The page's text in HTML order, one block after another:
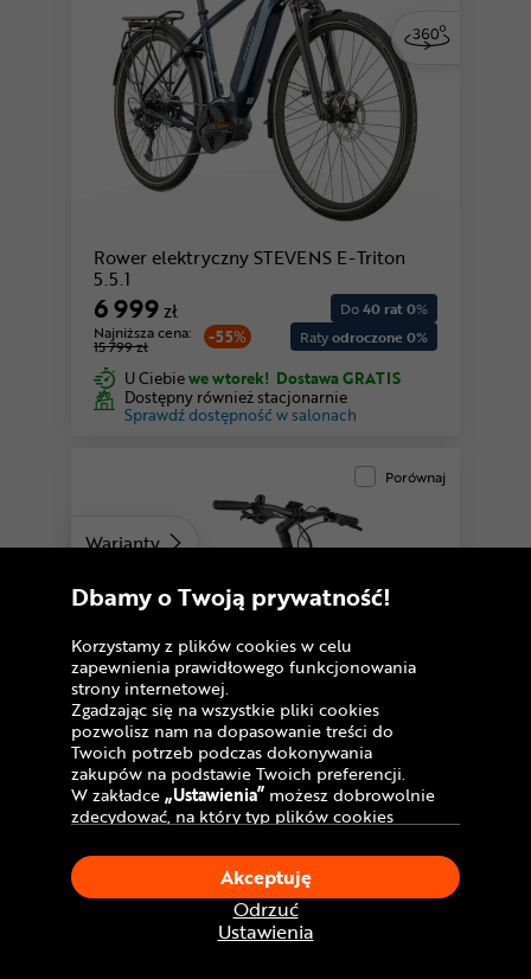
Rower elektryczny STEVENS E-Triton
5.5.1
6 999zł
-55%
Najniższa cena:
15 799 zł
Do40 rat 0%
Ratyodroczone 0%
U Ciebiewe wtorek! Dostawa GRATIS
Dostępny również stacjonarnie
Sprawdź dostępność w salonach
Warianty
Porównaj
Rower elektryczny STEVENS E-Triton
6 999
-55%
Raty
Dbamy o Twoją prywatność!
Korzystamy z plików cookies w celu
zapewnienia prawidłowego funkcjonowania
strony internetowej.
Zgadzając się na wszystkie pliki cookies
pozwolisz nam na dopasowanie treści do
Twoich potrzeb podczas dokonywania
zakupów na podstawie Twoich preferencji.
W zakładce„Ustawienia” możesz dobrowolnie
zdecydować, na który typ plików cookies
Klikając„Akceptuję”, wyrażasz zgodę na
stosowanie ciasteczek zgodnie z ustawieniami
Twojej przeglądarki.
W dowolnym momencie, możesz dokonać
zmiany swojego wyboru klikając opcję
Ustawienia
Odrzuć
Akceptuję